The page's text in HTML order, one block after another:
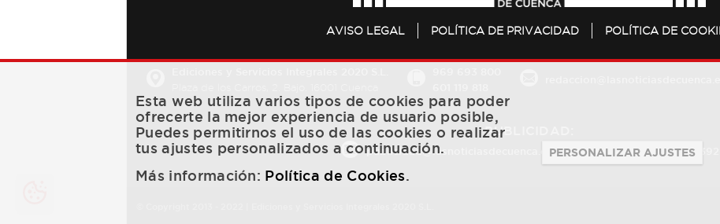
AVISO LEGAL POLÍTICA DE PRIVACIDAD POLÍTICA DE
PUBLICIDAD:
publicidad@lasnoticiasdecuenca.es 684 126 573 / 670 726 392
Esta web utiliza varios tipos de cookies para poder
ofrecerte la mejor experiencia de usuario posible,
Puedes permitirnos el uso de las cookies o realizar
tus ajustes personalizados a continuación.
Más información: Política de Cookies.
PERSONALIZAR AJUSTES